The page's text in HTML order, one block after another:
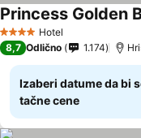
4 ZvezdiceHotel
Princess Golden
8,7 Odlično 1.174
Izaberi datume da bi
tačne cene